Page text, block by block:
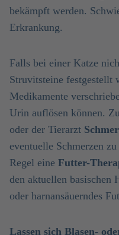
bekämpft werden.
Erkrankung.
Falls bei einer Katze
Struvitsteine festgestellt
Medikamente
Urin auflösen können.
oder der Tierarzt
eventuelle Schmerzen
Regel eine Futter-
den aktuellen basischen
oder harnansäuerndes
Lassen sich Blasen-